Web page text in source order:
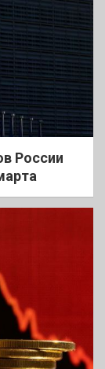
России